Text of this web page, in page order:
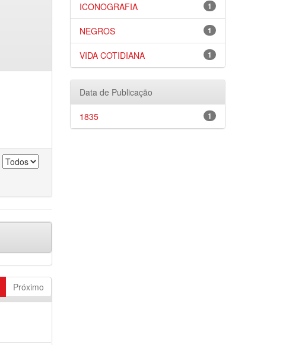
Próximo
1
ICONOGRAFIA
1
NEGROS
1
VIDA COTIDIANA
Data de Publicação
1
1835